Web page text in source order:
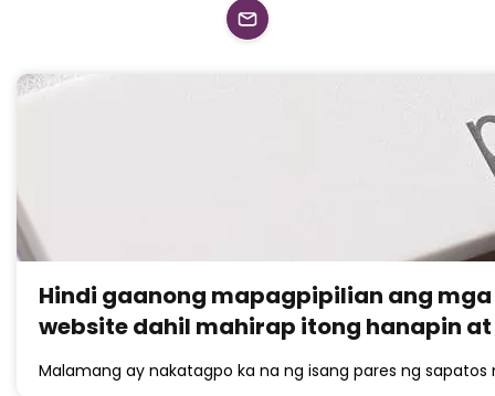
Hindi gaanong mapagpipilian ang
website dahil mahirap itong hanapin
Malamang ay nakatagpo ka na ng isang pares ng sapatos